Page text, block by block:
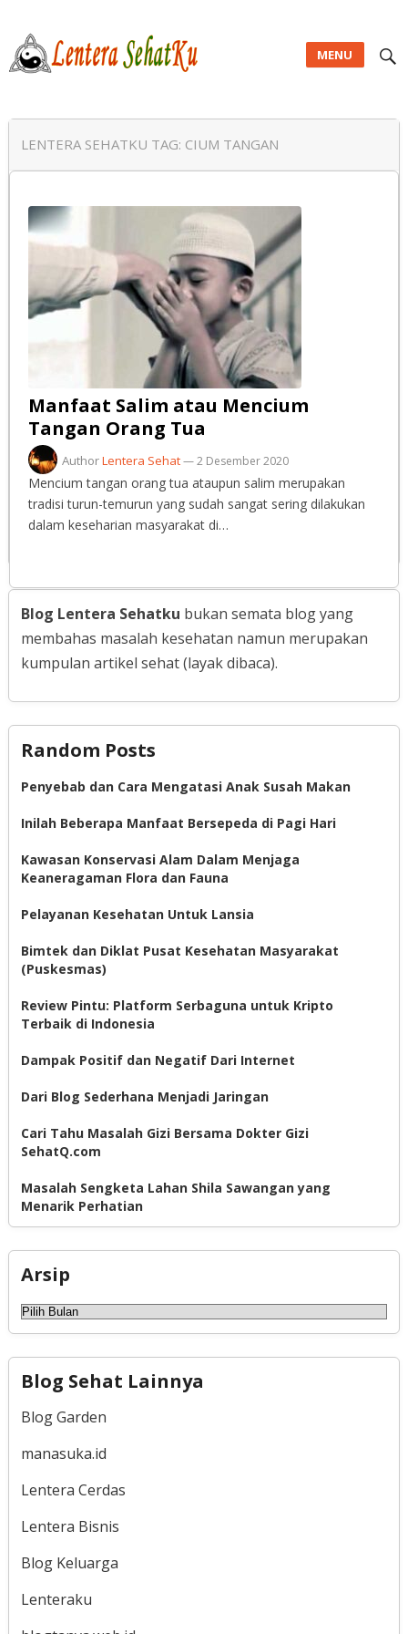
MENU
LENTERA SEHATKU TAG: CIUM TANGAN
Manfaat Salim atau Mencium
Tangan Orang Tua
AuthorLentera Sehat—2 Desember 2020
Mencium tangan orang tua ataupun salim merupakan
tradisi turun-temurun yang sudah sangat sering dilakukan
dalam keseharian masyarakat di…
Blog Lentera Sehatku bukan semata blog yang
membahas masalah kesehatan namun merupakan
kumpulan artikel sehat (layak dibaca).
Random Posts
Penyebab dan Cara Mengatasi Anak Susah Makan
Inilah Beberapa Manfaat Bersepeda di Pagi Hari
Kawasan Konservasi Alam Dalam Menjaga
Keaneragaman Flora dan Fauna
Pelayanan Kesehatan Untuk Lansia
Bimtek dan Diklat Pusat Kesehatan Masyarakat
(Puskesmas)
Review Pintu: Platform Serbaguna untuk Kripto
Terbaik di Indonesia
Dampak Positif dan Negatif Dari Internet
Dari Blog Sederhana Menjadi Jaringan
Cari Tahu Masalah Gizi Bersama Dokter Gizi
SehatQ.com
Masalah Sengketa Lahan Shila Sawangan yang
Menarik Perhatian
Arsip
Arsip
Blog Sehat Lainnya
Blog Garden
manasuka.id
Lentera Cerdas
Lentera Bisnis
Blog Keluarga
Lenteraku